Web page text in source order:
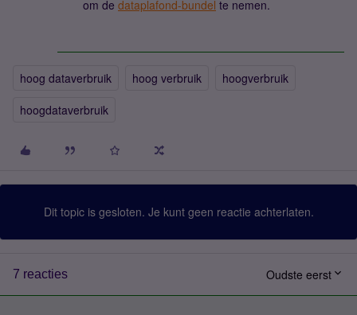
om de dataplafond-bundel te nemen.
hoog dataverbruik hoog verbruik
hoogverbruik
hoogdataverbruik
Dit topic is gesloten. Je kunt geen reactie achterlaten.
7 reacties Oudste eerst